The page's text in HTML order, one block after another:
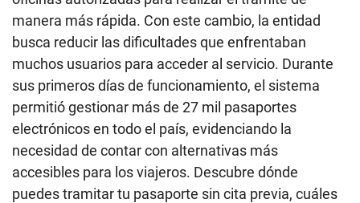
manera más rápida. Con este cambio, la entidad
busca reducir las dificultades que enfrentaban
muchos usuarios para acceder al servicio. Durante
sus primeros días de funcionamiento, el sistema
permitió gestionar más de 27 mil pasaportes
electrónicos en todo el país, evidenciando la
necesidad de contar con alternativas más
accesibles para los viajeros. Descubre dónde
puedes tramitar tu pasaporte sin cita previa, cuáles